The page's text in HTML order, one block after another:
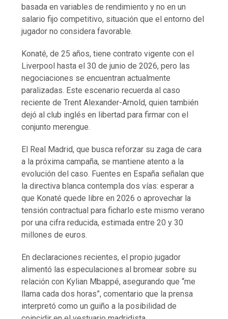
basada en variables de rendimiento y no en un
salario fijo competitivo, situación que el entorno del
jugador no considera favorable.
Konaté, de 25 años, tiene contrato vigente con el
Liverpool hasta el 30 de junio de 2026, pero las
negociaciones se encuentran actualmente
paralizadas. Este escenario recuerda al caso
reciente de Trent Alexander-Arnold, quien también
dejó al club inglés en libertad para firmar con el
conjunto merengue.
El Real Madrid, que busca reforzar su zaga de cara
a la próxima campaña, se mantiene atento a la
evolución del caso. Fuentes en España señalan que
la directiva blanca contempla dos vías: esperar a
que Konaté quede libre en 2026 o aprovechar la
tensión contractual para ficharlo este mismo verano
por una cifra reducida, estimada entre 20 y 30
millones de euros.
En declaraciones recientes, el propio jugador
alimentó las especulaciones al bromear sobre su
relación con Kylian Mbappé, asegurando que “me
llama cada dos horas”, comentario que la prensa
interpretó como un guiño a la posibilidad de